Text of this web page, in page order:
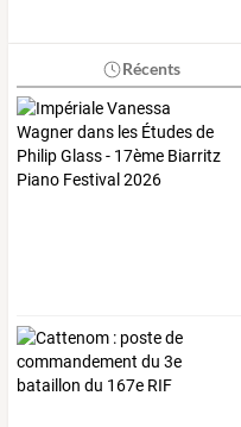
Récents